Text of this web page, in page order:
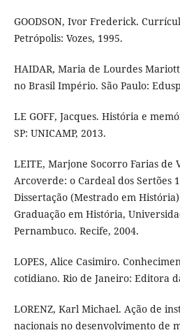
GOODSON, Ivor Frederick.
Petrópolis: Vozes, 1995.
HAIDAR, Maria de Lourdes
no Brasil Império. São Paulo:
LE GOFF, Jacques. História e
SP: UNICAMP, 2013.
LEITE, Marjone Socorro Farias de
Arcoverde: o Cardeal dos Sertões
Dissertação (Mestrado em
Graduação em História,
Pernambuco. Recife, 2004.
LOPES, Alice Casimiro.
cotidiano. Rio de Janeiro: Editora
LORENZ, Karl Michael. Ação de
nacionais no desenvolvimento de